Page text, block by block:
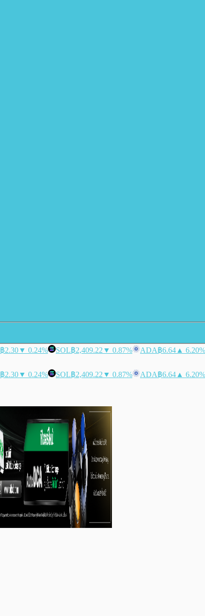
฿2.30▼ 0.24% SOL฿2,409.22 ▼ 0.87% ADA฿6.64 ▲ 6.20%
฿2.30▼ 0.24% SOL฿2,409.22 ▼ 0.87% ADA฿6.64 ▲ 6.20%